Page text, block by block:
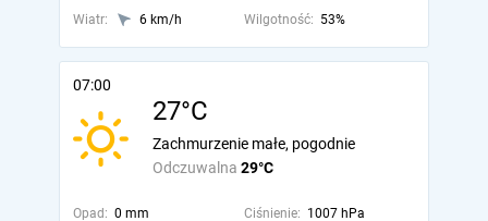
Wiatr:
6 km/h Wilgotność: 53%
07:00
27°C
Odczuwalna 29°C
Zachmurzenie małe, pogodnie
Opad: 0 mm Ciśnienie: 1007 hPa